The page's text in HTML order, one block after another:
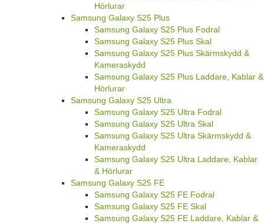
Hörlurar
Samsung Galaxy S25 Plus
Samsung Galaxy S25 Plus Fodral
Samsung Galaxy S25 Plus Skal
Samsung Galaxy S25 Plus Skärmskydd &
Kameraskydd
Samsung Galaxy S25 Plus Laddare, Kablar &
Hörlurar
Samsung Galaxy S25 Ultra
Samsung Galaxy S25 Ultra Fodral
Samsung Galaxy S25 Ultra Skal
Samsung Galaxy S25 Ultra Skärmskydd &
Kameraskydd
Samsung Galaxy S25 Ultra Laddare, Kablar
& Hörlurar
Samsung Galaxy S25 FE
Samsung Galaxy S25 FE Fodral
Samsung Galaxy S25 FE Skal
Samsung Galaxy S25 FE Laddare, Kablar &